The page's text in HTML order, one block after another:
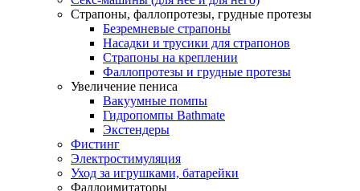
Страпоны, фаллопротезы, грудные протезы
Безремневые страпоны
Насадки и трусики для страпонов
Страпоны на креплении
Фаллопротезы и грудные протезы
Увеличение пениса
Вакуумные помпы
Гидропомпы Bathmate
Экстендеры
Фистинг
Электростимуляция
Уход за игрушками, батарейки
Фаллоимитаторы